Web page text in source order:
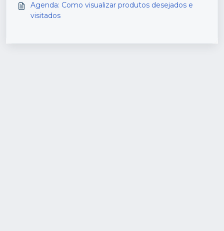
Agenda: Como visualizar produtos desejados e
visitados